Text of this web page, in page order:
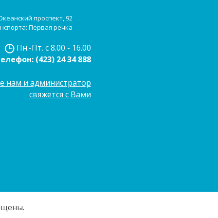
проспект, 92
Первая речка
Пн.-Пт. с 8.00 - 16.00
(423) 24 34 888
нам и администратор
свяжется с Вами